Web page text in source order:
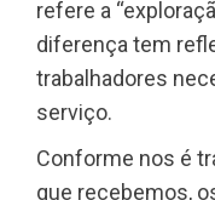
refere a
diferença tem
trabalhadores
serviço.
Conforme nos é
que recebemos,